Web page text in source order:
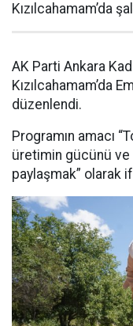
Kızılcahamam’da
AK Parti Ankara
Kızılcahamam’da
düzenlendi.
Programın amacı
üretimin gücünü ve
paylaşmak” olarak